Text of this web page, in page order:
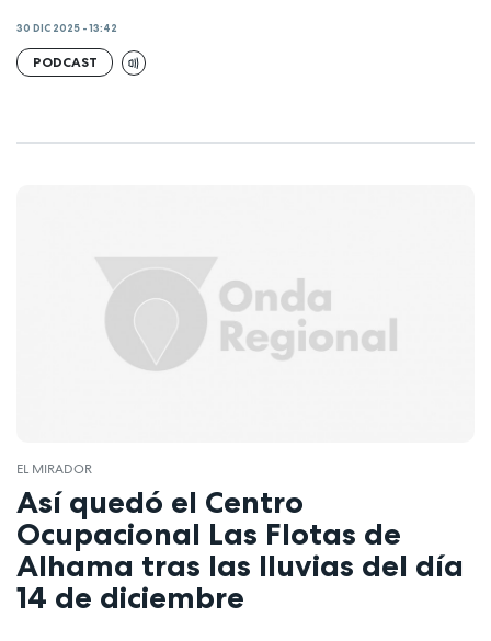
30 DIC 2025 - 13:42
PODCAST
EL MIRADOR
Así quedó el Centro
Ocupacional Las Flotas de
Alhama tras las lluvias del día
14 de diciembre